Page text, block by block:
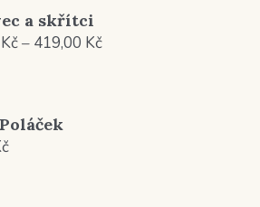
a skřítci
Kč– 419,00 KčRozpětí